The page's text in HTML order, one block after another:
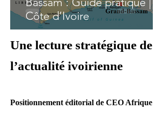
Côte d’Ivoire
Une lecture stratégique de
l’actualité ivoirienne​
Positionnement éditorial de CEO Afrique